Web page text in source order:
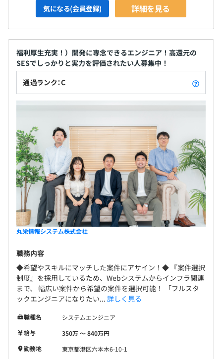
気になる(会員登録) 詳細を見る
福利厚生充実！）開発に専念できるエンジニア！高還元の
SESでしっかりと実力を評価されたい人募集中！
通過ランク：C
丸栄情報システム株式会社
職務内容
◆希望やスキルにマッチした案件にアサイン！◆ 『案件選択
制度』を採用しているため、Webシステムからインフラ関連
まで、 幅広い案件から希望の案件を選択可能！ 「フルスタ
ックエンジニアになりたい... 詳しく見る
職種名
システムエンジニア
給与
350万 〜 840万円
勤務地
東京都港区六本木6-10-1